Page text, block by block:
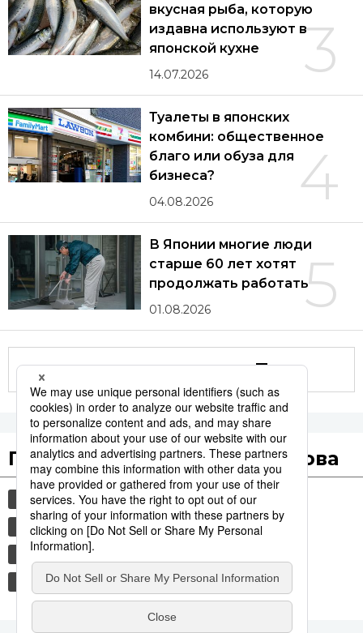
3
вкусная рыба, которую
издавна используют в
японской кухне
14.07.2026
4
Туалеты в японских
комбини: общественное
благо или обуза для
бизнеса?
04.08.2026
5
В Японии многие люди
старше 60 лет хотят
продолжать работать
01.08.2026
Другие статьи по теме
Популярные поисковые слова
история технологии
синкансэн
транспорт
общество
культура
еда и напитки
бикю-гурумэ